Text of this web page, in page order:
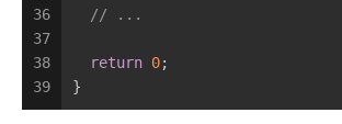
36
37
38
39
// ...
return 0;
}